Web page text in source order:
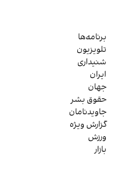
برنامه‌ها
تلویزیون
شنیداری
ایران
جهان
حقوق بشر
جاویدنامان
گزارش ویژه
ورزش
بازار